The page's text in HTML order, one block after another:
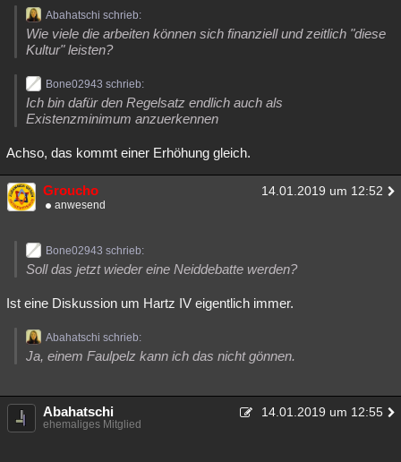
Abahatschi schrieb:
Wie viele die arbeiten können sich finanziell und zeitlich "diese
Kultur" leisten?
Bone02943 schrieb:
Ich bin dafür den Regelsatz endlich auch als
Existenzminimum anzuerkennen
Achso, das kommt einer Erhöhung gleich.
Groucho 14.01.2019 um 12:52
anwesend
Bone02943 schrieb:
Soll das jetzt wieder eine Neiddebatte werden?
Ist eine Diskussion um Hartz IV eigentlich immer.
Abahatschi schrieb:
Ja, einem Faulpelz kann ich das nicht gönnen.
Abahatschi 14.01.2019 um 12:55
ehemaliges Mitglied